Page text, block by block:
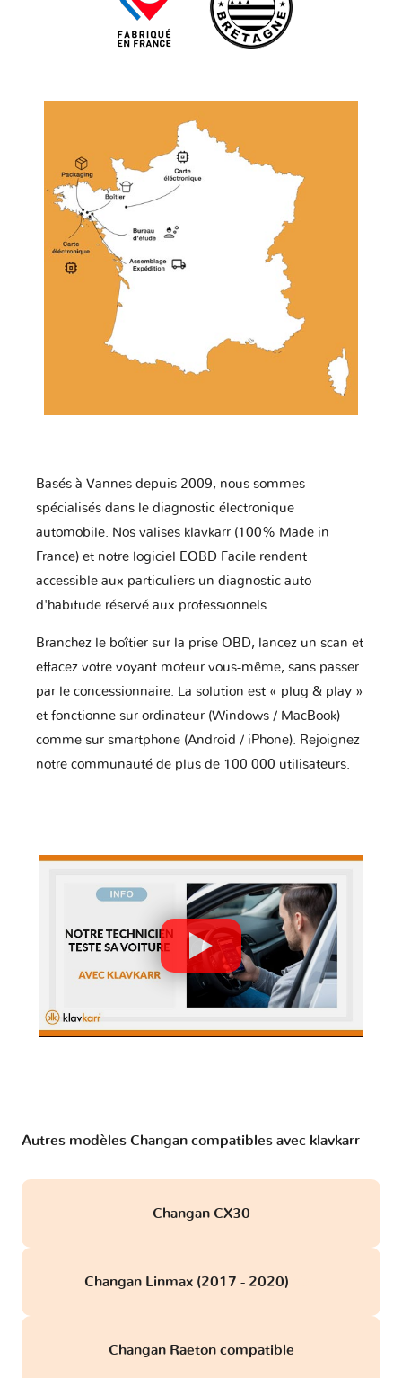
Basés à Vannes depuis 2009, nous sommes
spécialisés dans le diagnostic électronique
automobile. Nos valises klavkarr (100% Made in
France) et notre logiciel EOBD Facile rendent
accessible aux particuliers un diagnostic auto
d'habitude réservé aux professionnels.
Branchez le boîtier sur la prise OBD, lancez un scan et
effacez votre voyant moteur vous-même, sans passer
par le concessionnaire. La solution est « plug & play »
et fonctionne sur ordinateur (Windows / MacBook)
comme sur smartphone (Android / iPhone). Rejoignez
notre communauté de plus de 100 000 utilisateurs.
Autres modèles Changan compatibles avec klavkarr
Changan CX30
Changan Linmax (2017 - 2020)
Changan Raeton compatible